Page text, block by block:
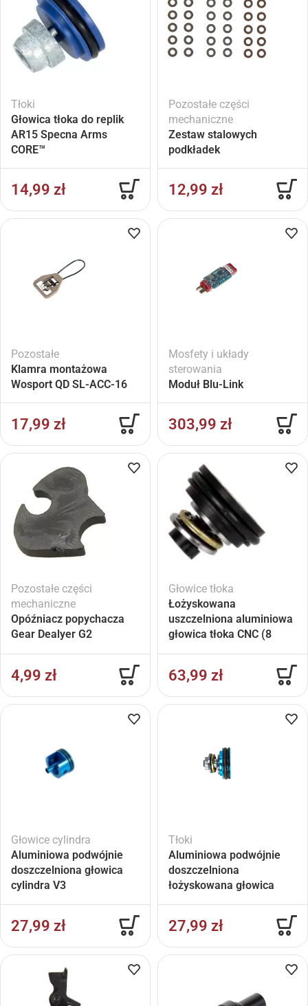
Tłoki
Głowica tłoka do replik
AR15 Specna Arms
CORE™
14,99 zł
Pozostałe części
mechaniczne
Zestaw stalowych
podkładek
12,99 zł
Pozostałe
Klamra montażowa
Wosport QD SL-ACC-16
17,99 zł
Mosfety i układy
sterowania
Moduł Blu-Link
303,99 zł
Pozostałe części
mechaniczne
Opóźniacz popychacza
Gear Dealyer G2
4,99 zł
Głowice tłoka
Łożyskowana
uszczelniona aluminiowa
głowica tłoka CNC (8
63,99 zł
Głowice cylindra
Aluminiowa podwójnie
doszczelniona głowica
cylindra V3
27,99 zł
Tłoki
Aluminiowa podwójnie
doszczelniona
łożyskowana głowica
27,99 zł